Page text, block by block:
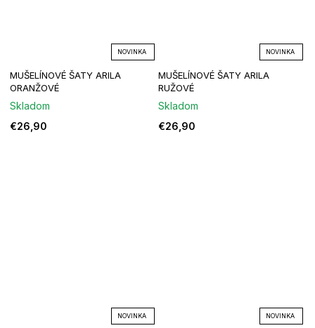
NOVINKA
MUŠELÍNOVÉ ŠATY ARILA
ORANŽOVÉ
Skladom
€26,90
NOVINKA
MUŠELÍNOVÉ ŠATY ARILA
RUŽOVÉ
Skladom
€26,90
NOVINKA NOVINKA